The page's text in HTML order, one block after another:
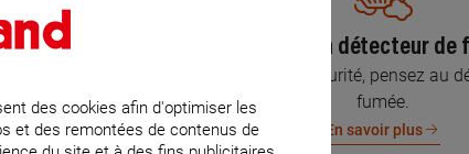
la sécurité et la
de vos biens,
Pose d’un détecteur de
Pour votre sécurité, pensez au
fumée.
En savoir plus
des cookies afin d'optimiser les
et des remontées de contenus de